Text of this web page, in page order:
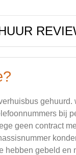
bij
geen contract
hebben gebeld